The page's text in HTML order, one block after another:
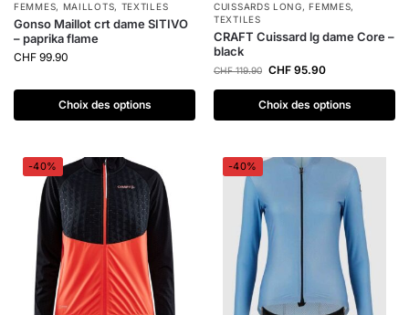
FEMMES, MAILLOTS, TEXTILES
Gonso Maillot crt dame SITIVO
– paprika flame
CHF 99.90
Choix des options
CUISSARDS LONG,FEMMES,
TEXTILES
CRAFT Cuissard lg dame Core –
black
CHF119.90 CHF 95.90
Choix des options
-40% -40%